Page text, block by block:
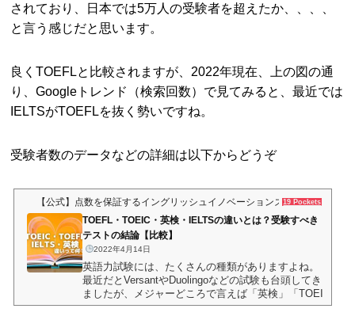
されており、日本では5万人の受験者を超えたか、、、、
と言う感じだと思います。
良くTOEFLと比較されますが、2022年現在、上の図の通
り、Googleトレンド（検索回数）で見てみると、最近では
IELTSがTOEFLを抜く勢いですね。
受験者数のデータなどの詳細は以下からどうぞ
【公式】点数を保証するイングリッシュイノベーションズ19 Pockets
TOEFL・TOEIC・英検・IELTSの違いとは？受験すべき
テストの結論【比較】
2022年4月14日
英語力試験には、たくさんの種類がありますよね。
最近だとVersantやDuolingoなどの試験も台頭してき
ましたが、メジャーどころで言えば「英検」「TOEI
C」「TOEFL」「IELTS」といったところでしょう